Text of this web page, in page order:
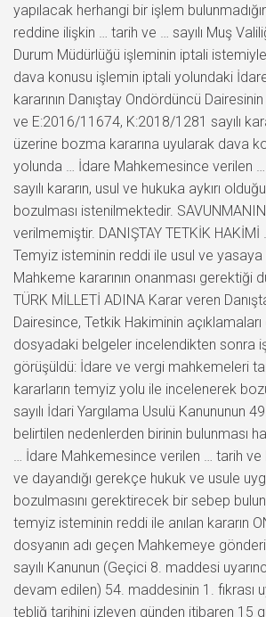
yapılacak herhangi bir işlem
reddine ilişkin … tarih ve … sayılı Muş
Durum Müdürlüğü işleminin iptali
dava konusu işlemin iptali yolundaki
kararının Danıştay Ondördüncü
ve E:2016/11674, K:2018/1281 sayılı
üzerine bozma kararına uyularak dava
yolunda … İdare Mahkemesince verilen …
sayılı kararın, usul ve hukuka aykırı
bozulması istenilmektedir.
verilmemiştir. DANIŞTAY TETKİK HAKİMİ
Temyiz isteminin reddi ile usul ve yasaya
Mahkeme kararının onanması gerektiği
TÜRK MİLLETİ ADINA Karar veren
Dairesince, Tetkik Hakiminin
dosyadaki belgeler incelendikten sonra
görüşüldü: İdare ve vergi mahkemeleri
kararların temyiz yolu ile incelenerek
sayılı İdari Yargılama Usulü Kanununun
belirtilen nedenlerden birinin bulunması
… İdare Mahkemesince verilen … tarih ve
ve dayandığı gerekçe hukuk ve usule
bozulmasını gerektirecek bir sebep
temyiz isteminin reddi ile anılan kararın
dosyanın adı geçen Mahkemeye
sayılı Kanunun (Geçici 8. maddesi
devam edilen) 54. maddesinin 1. fıkrası
tebliğ tarihini izleyen günden itibaren 15